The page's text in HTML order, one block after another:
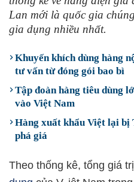
Lan mới là quốc gia
gia dụng nhiều nhất.
Khuyến khích dùng hàng
tư vấn từ đóng gói bao bì
Tập đoàn hàng tiêu dùng
vào Việt Nam
Hàng xuất khẩu Việt lại bị
phá giá
Theo thống kê, tổng giá